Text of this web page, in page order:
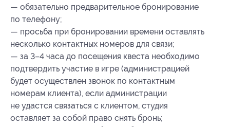
— обязательно предварительное бронирование
по телефону;
— просьба при бронировании времени оставлять
несколько контактных номеров для связи;
— за 3–4 часа до посещения квеста необходимо
подтвердить участие в игре (администрацией
будет осуществлен звонок по контактным
номерам клиента), если администрации
не удастся связаться с клиентом, студия
оставляет за собой право снять бронь;